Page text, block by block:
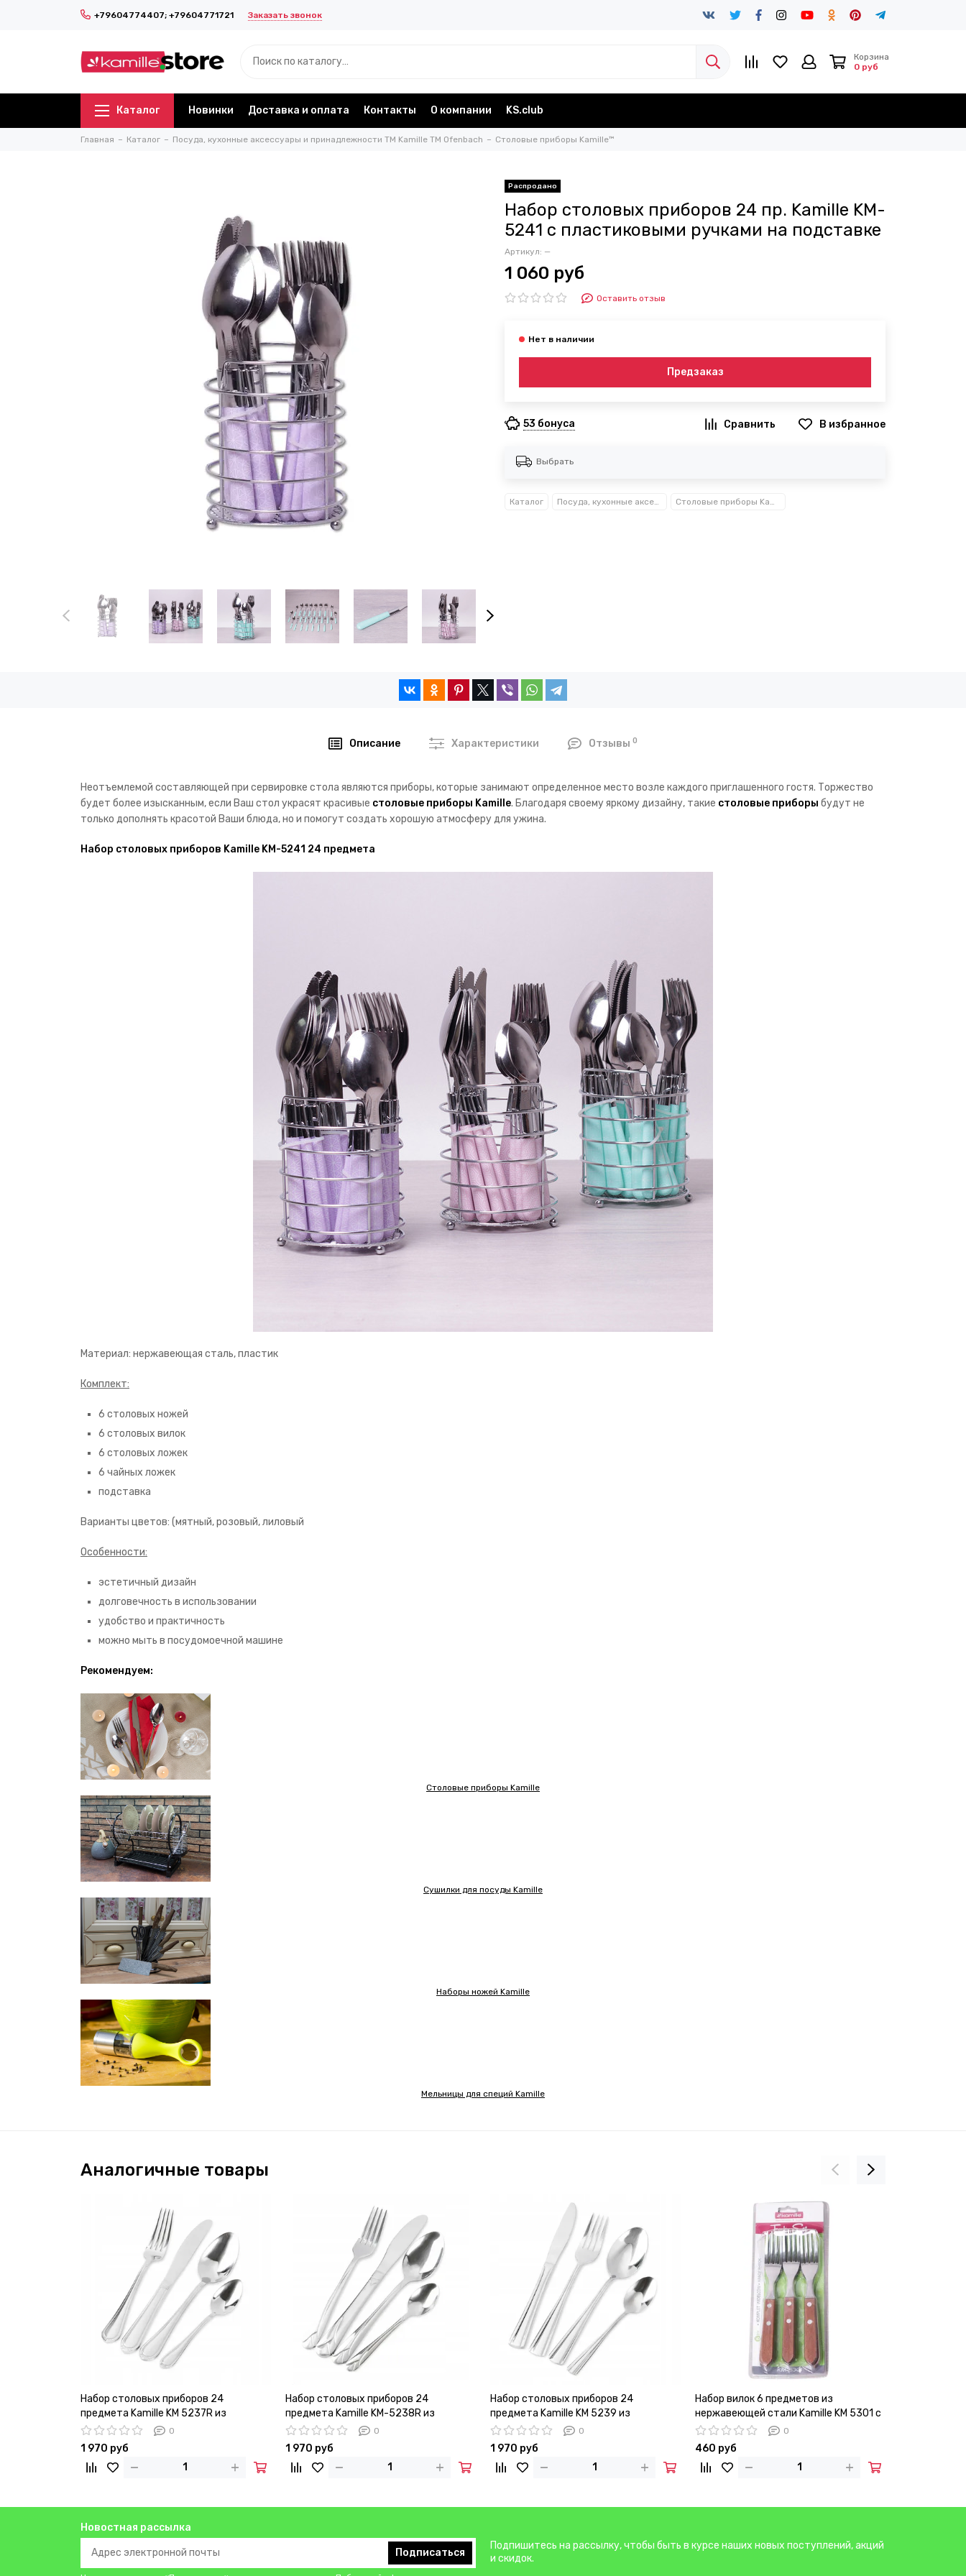
+79604774407; +79604771721 Заказать звонок
Корзина
0 руб
Каталог Новинки Доставка и оплата Контакты О компании KS.club
Главная Каталог Посуда, кухонные аксессуары и принадлежности TM Kamille TM Ofenbach Столовые приборы Kamille™
Набор столовых приборов 24 пр. Kamille KM-
5241 с пластиковыми ручками на подставке
Артикул: —
1 060 руб
Оставить отзыв
Предзаказ
53 бонуса В избранное
Выбрать
Каталог Посуда, кухонные аксессуары и принадлежности TM Kamille TM Ofenbach Столовые приборы Kamille™
Описание Характеристики Отзывы 0
Неотъемлемой составляющей при сервировке стола являются приборы, которые занимают определенное место возле каждого приглашенного гостя. Торжество
будет более изысканным, если Ваш стол украсят красивые столовые приборы Kamille. Благодаря своему яркому дизайну, такие столовые приборы будут не
только дополнять красотой Ваши блюда, но и помогут создать хорошую атмосферу для ужина.
Набор столовых приборов Kamille KM-5241 24 предмета
Материал: нержавеющая сталь, пластик
Комплект:
6 столовых ножей
6 столовых вилок
6 столовых ложек
6 чайных ложек
подставка
Варианты цветов: (мятный, розовый, лиловый
Особенности:
эстетичный дизайн
долговечность в использовании
удобство и практичность
можно мыть в посудомоечной машине
Рекомендуем:
Столовые приборы Kamille
Сушилки для посуды Kamille
Наборы ножей Kamille
Мельницы для специй Kamille
Аналогичные товары
Набор столовых приборов 24
предмета Kamille KM 5237R из
нержавеющей стали
0
1 970 руб
Набор столовых приборов 24
предмета Kamille KM-5238R из
нержавеющей стали
0
1 970 руб
Набор столовых приборов 24
предмета Kamille KM 5239 из
нержавеющей стали
0
1 970 руб
Набор вилок 6 предметов из
нержавеющей стали Kamille KM 5301 с
деревянными ручками
0
460 руб
Новостная рассылка
Подписаться
Подпишитесь на рассылку, чтобы быть в курсе наших новых поступлений, акций
и скидок.